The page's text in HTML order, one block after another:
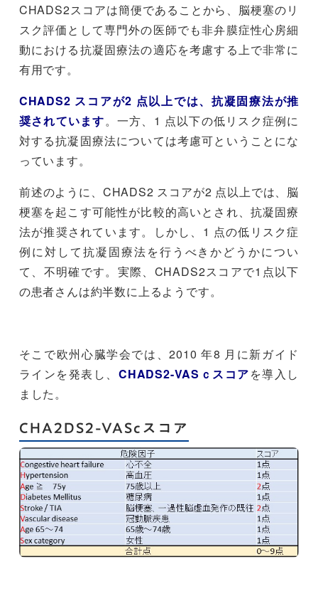
CHADS2スコアは簡便であることから、脳梗塞のリ
スク評価として専門外の医師でも非弁膜症性心房細
動における抗凝固療法の適応を考慮する上で非常に
有用です。
CHADS2 スコアが2 点以上では、抗凝固療法が推
奨されています。一方、1 点以下の低リスク症例に
対する抗凝固療法については考慮可ということにな
っています。
前述のように、CHADS2 スコアが2 点以上では、脳
梗塞を起こす可能性が比較的高いとされ、抗凝固療
法が推奨されています。しかし、1 点の低リスク症
例に対して抗凝固療法を行うべきかどうかについ
て、不明確です。実際、CHADS2スコアで1点以下
の患者さんは約半数に上るようです。
そこで欧州心臓学会では、2010 年8 月に新ガイド
ラインを発表し、 CHADS2-VASｃスコアを導入し
ました。
CHA2DS2-VAScスコア